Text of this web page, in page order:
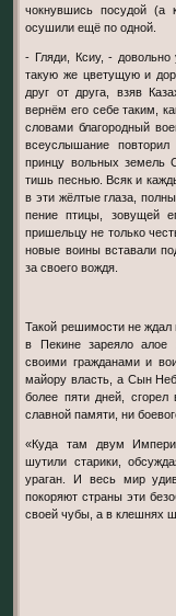
чокнувшись посудой (а
осушили ещё по одной.
- Гляди, Ксиу, -
такую же цветущую и
друг от друга, взяв
вернём его себе таким,
словами благородный
всеуслышание
принцу вольных земель
тишь песнью. Всяк и
в эти жёлтые глаза,
пение птицы, зовущей
пришельцу не только
новые воины вставали
за своего вождя.
Такой решимости не ждал
в Пекине зареяло алое
своими гражданами и
майору власть, а Сын
более пяти дней,
славной памяти, ни
«Куда там двум
шутили старики,
ураган. И весь мир
покоряют страны эти
своей чубы, а в клешнях